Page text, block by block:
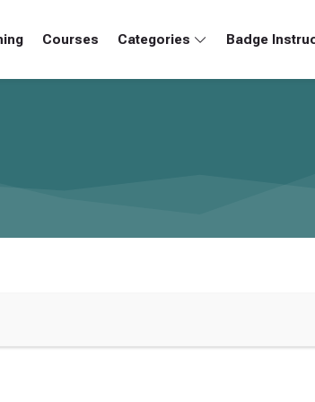
Courses Categories Badge